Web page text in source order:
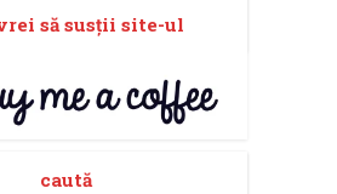
să susţii site-ul
caută